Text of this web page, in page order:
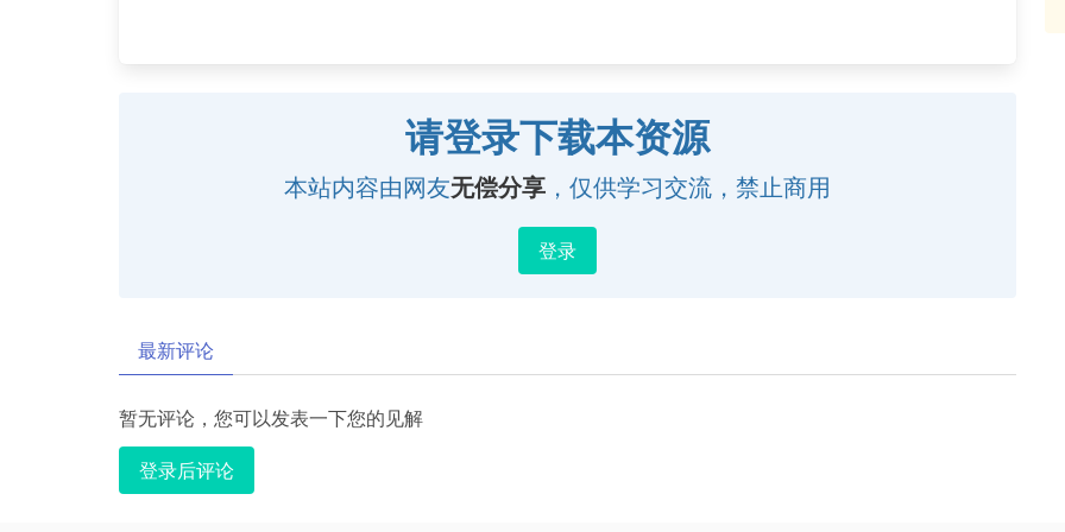
请登录下载本资源
本站内容由网友无偿分享 ，仅供学习交流，禁止商用
登录
最新评论
暂无评论，您可以发表一下您的见解
登录后评论